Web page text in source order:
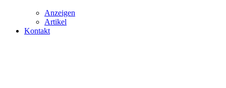
Anzeigen
Artikel
Kontakt